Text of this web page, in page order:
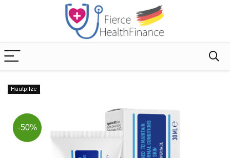
Hautpilze
-50%